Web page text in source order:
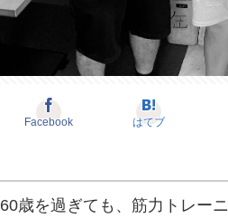
Facebook はてブ
60歳を過ぎても、筋力トレー